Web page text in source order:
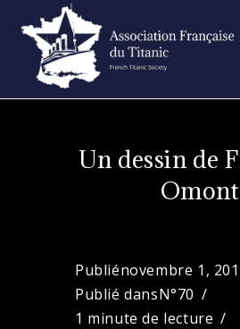
content
Un dessin de
Omont
Publiénovembre 1,
Publié dansN°70
1 minute de lecture